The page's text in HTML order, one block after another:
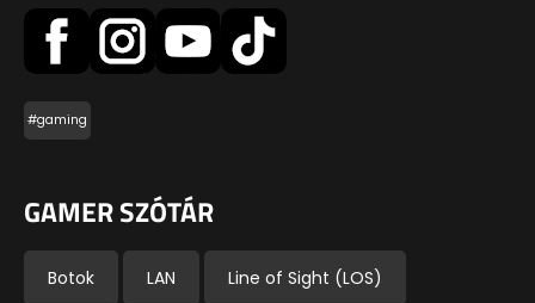
#gaming
GAMER SZÓTÁR
Botok LAN Line of Sight (LOS)